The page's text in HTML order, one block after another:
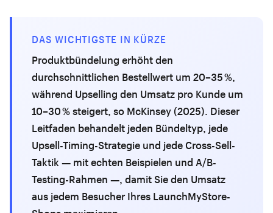
DAS WICHTIGSTE IN KÜRZE
Produktbündelung erhöht den
durchschnittlichen Bestellwert um 20–35 %,
während Upselling den Umsatz pro Kunde um
10–30 % steigert, so McKinsey (2025). Dieser
Leitfaden behandelt jeden Bündeltyp, jede
Upsell-Timing-Strategie und jede Cross-Sell-
Taktik — mit echten Beispielen und A/B-
Testing-Rahmen —, damit Sie den Umsatz
aus jedem Besucher Ihres LaunchMyStore-